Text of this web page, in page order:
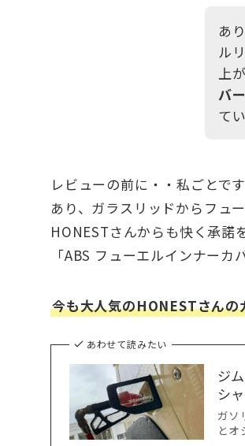
あ
ル
上
バ
て
レビューの前に・・私ごとで
あり、ガラスリッドからフュ
HONESTさんからも快く承諾
「ABS フューエルインナー
今も大人気のHONESTさんの
あわせて読みたい
ジ
シ
ガソ
と